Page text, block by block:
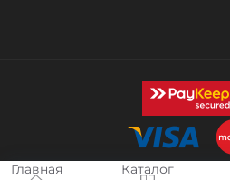
Главная Каталог